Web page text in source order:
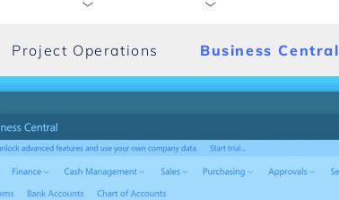
Project Operations Business Central